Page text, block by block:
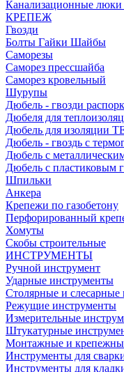
Канализационные люки
КРЕПЕЖ
Гвозди
Болты Гайки Шайбы
Саморезы
Саморез прессшайба
Саморез кровельный
Шурупы
Дюбель - гвозди
Дюбеля для
Дюбель для
Дюбель - гвоздь с
Дюбель с
Дюбель с пластиковым
Шпильки
Анкера
Крепежи по газобетону
Перфорированный
Хомуты
Скобы строительные
ИНСТРУМЕНТЫ
Ручной инструмент
Ударные инструменты
Столярные и слесарные
Режущие инструменты
Измерительные
Штукатурные
Монтажные и
Инструменты для
Инструменты для